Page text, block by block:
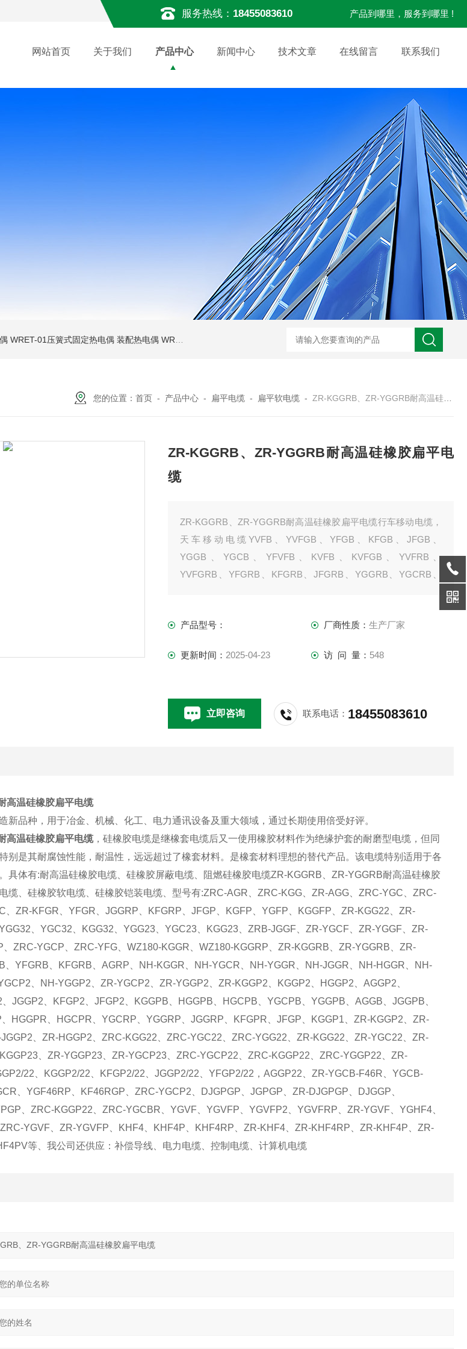
服务热线： 18455083610 产品到哪里，服务到哪里 !
网站首页 关于我们 产品中心 新闻中心 技术文章 在线留言 联系我们
WRET-01压簧式固定热电偶 装配热电偶 WRP高温贵金属铂铑热电偶 WRN-530直角弯头热电偶 WRNK-231D炉管刀刃热电
您的位置：首页 - 产品中心 - 扁平电缆 - 扁平软电缆 - ZR-KGGRB、ZR-YGGRB耐高温硅橡胶扁平电缆
ZR-KGGRB、ZR-YGGRB耐高温硅橡胶扁平电
缆
ZR-KGGRB、ZR-YGGRB耐高温硅橡胶扁平电缆行车移动电缆，
天车移动电缆YVFB、YVFGB、YFGB、KFGB、JFGB、
YGGB、YGCB、YFVFB、KVFB、KVFGB、YVFRB、
YVFGRB、YFGRB、KFGRB、JFGRB、YGGRB、YGCRB、
产品型号：
厂商性质： 生产厂家
更新时间： 2025-04-23 访 问 量： 548
立即咨询 联系电话： 18455083610
高温硅橡胶扁平电缆
新品种，用于冶金、机械、化工、电力通讯设备及重大领域，通过长期使用倍受好评。
高温硅橡胶扁平电缆，硅橡胶电缆是继橡套电缆后又一使用橡胶材料作为绝缘护套的耐磨型电缆，但同
别是其耐腐蚀性能，耐温性，远远超过了橡套材料。是橡套材料理想的替代产品。该电缆特别适用于各
具体有:耐高温硅橡胶电缆、硅橡胶屏蔽电缆、阻燃硅橡胶电缆ZR-KGGRB、ZR-YGGRB耐高温硅橡胶
缆、硅橡胶软电缆、硅橡胶铠装电缆、型号有:ZRC-AGR、ZRC-KGG、ZR-AGG、ZRC-YGC、ZRC-
、ZR-KFGR、YFGR、JGGRP、KFGRP、JFGP、KGFP、YGFP、KGGFP、ZR-KGG22、ZR-
、YGC32、KGG32、YGG23、YGC23、KGG23、ZRB-JGGF、ZR-YGCF、ZR-YGGF、ZR-
、ZRC-YGCP、ZRC-YFG、WZ180-KGGR、WZ180-KGGRP、ZR-KGGRB、ZR-YGGRB、ZR-
、YFGRB、KFGRB、AGRP、NH-KGGR、NH-YGCR、NH-YGGR、NH-JGGR、NH-HGGR、NH-
、NH-YGGP2、ZR-YGCP2、ZR-YGGP2、ZR-KGGP2、KGGP2、HGGP2、AGGP2、
JGGP2、KFGP2、JFGP2、KGGPB、HGGPB、HGCPB、YGCPB、YGGPB、AGGB、JGGPB、
HGGPR、HGCPR、YGCRP、YGGRP、JGGRP、KFGPR、JFGP、KGGP1、ZR-KGGP2、ZR-
、ZR-HGGP2、ZRC-KGG22、ZRC-YGC22、ZRC-YGG22、ZR-KGG22、ZR-YGC22、ZR-
、ZR-YGGP23、ZR-YGCP23、ZRC-YGCP22、ZRC-KGGP22、ZRC-YGGP22、ZR-
22、KGGP2/22、KFGP2/22、JGGP2/22、YFGP2/22，AGGP22、ZR-YGCB-F46R、YGCB-
、YGF46RP、KF46RGP、ZRC-YGCP2、DJGPGP、JGPGP、ZR-DJGPGP、DJGGP、
、ZRC-KGGP22、ZRC-YGCBR、YGVF、YGVFP、YGVFP2、YGVFRP、ZR-YGVF、YGHF4、
YGVF、ZR-YGVFP、KHF4、KHF4P、KHF4RP、ZR-KHF4、ZR-KHF4RP、ZR-KHF4P、ZR-
等、我公司还供应：补偿导线、电力电缆、控制电缆、计算机电缆